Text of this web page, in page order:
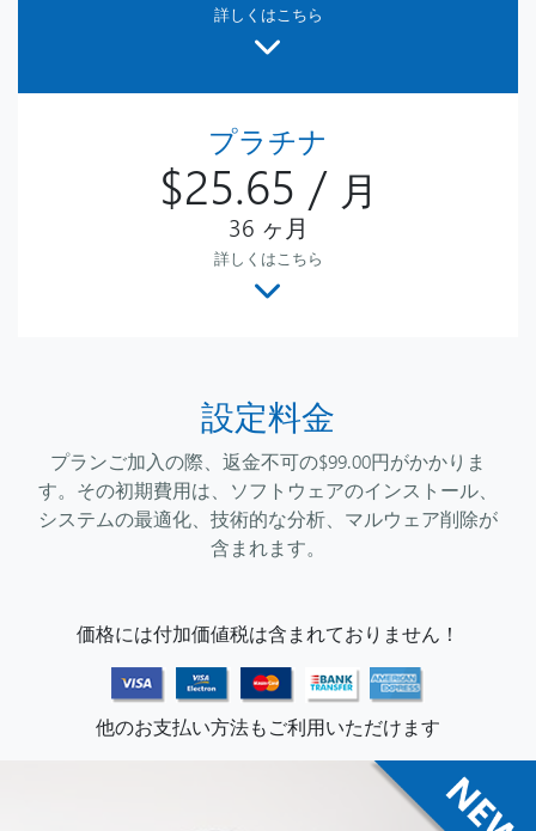
詳しくはこちら
プラチナ
$25.65 / 月
36 ヶ月
詳しくはこちら
設定料金
プランご加入の際、返金不可の$99.00円がかかりま
す。その初期費用は、ソフトウェアのインストール、
システムの最適化、技術的な分析、マルウェア削除が
含まれます。
価格には付加価値税は含まれておりません！
他のお支払い方法もご利用いただけます